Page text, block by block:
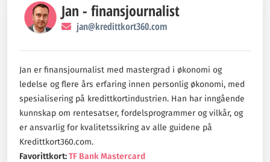
Jan - finansjournalist
jan@kredittkort360.com
Jan er finansjournalist med mastergrad i økonomi og
ledelse og flere års erfaring innen personlig økonomi, med
spesialisering på kredittkortindustrien. Han har inngående
kunnskap om rentesatser, fordelsprogrammer og vilkår, og
er ansvarlig for kvalitetssikring av alle guidene på
Kredittkort360.com.
Favorittkort:TF Bank Mastercard